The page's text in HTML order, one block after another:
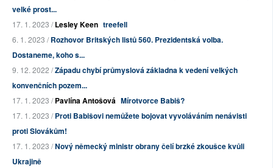
velké prost...
17. 1. 2023 /Lesley Keen treefell
6. 1. 2023 /Rozhovor Britských listů 560. Prezidentská volba.
Dostaneme, koho s...
9. 12. 2022 /Západu chybí průmyslová základna k vedení velkých
konvenčních pozem...
17. 1. 2023 /Pavlína Antošová Mírotvorce Babiš?
17. 1. 2023 /Proti Babišovi nemůžete bojovat vyvoláváním nenávisti
proti Slovákům!
17. 1. 2023 /Nový německý ministr obrany čelí brzké zkoušce kvůli
Ukrajině